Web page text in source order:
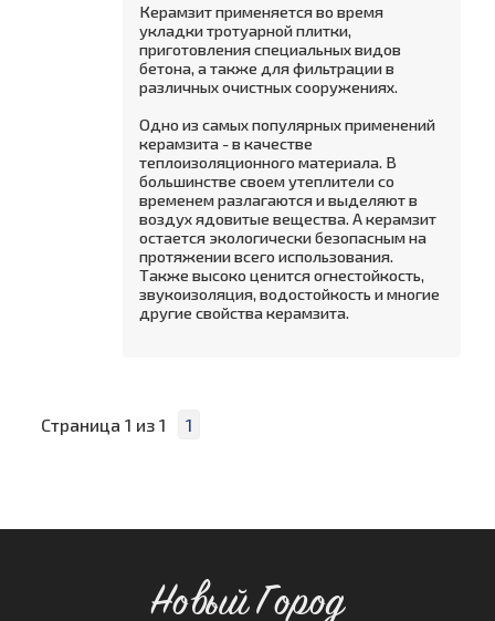
Керамзит применяется во время
укладки тротуарной плитки,
приготовления специальных видов
бетона, а также для фильтрации в
различных очистных сооружениях.
Одно из самых популярных применений
керамзита - в качестве
теплоизоляционного материала. В
большинстве своем утеплители со
временем разлагаются и выделяют в
воздух ядовитые вещества. А керамзит
остается экологически безопасным на
протяжении всего использования.
Также высоко ценится огнестойкость,
звукоизоляция, водостойкость и многие
другие свойства керамзита.
Страница 1 из 1 1
Новый Город